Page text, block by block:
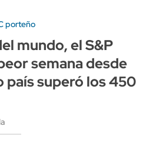
porteño
mundo, el S&P
semana desde
país superó los 450